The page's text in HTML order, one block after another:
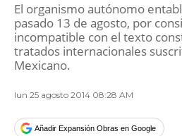
El organismo autónomo
pasado 13 de agosto, por
incompatible con el texto
tratados internacionales
Mexicano.
lun 25 agosto 2014 08:28 AM
Añadir Expansión Obras en Google